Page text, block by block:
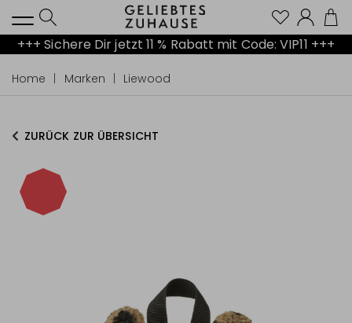
+++ Sichere Dir jetzt 11 % Rabatt mit Code: VIP11 +++
Home Marken Liewood
ZURÜCK ZUR ÜBERSICHT